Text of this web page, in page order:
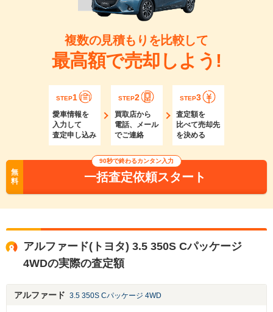
複数の見積もりを比較して
最高額で売却しよう!
STEP1
愛車情報を
入力して
査定申し込み
STEP2
買取店から
電話、メール
でご連絡
STEP3
査定額を
比べて売却先
を決める
無
料
90秒で終わるカンタン入力
一括査定依頼スタート
アルファード(トヨタ) 3.5 350S Cパッケージ
4WDの実際の査定額
アルファード 3.5 350S Cパッケージ 4WD